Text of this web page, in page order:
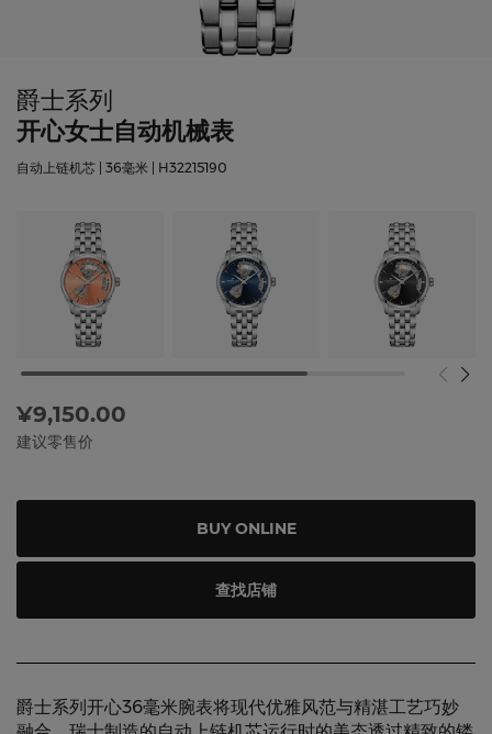
爵士系列
开心女士自动机械表
自动上链机芯 | 36毫米 | H32215190
¥9,150.00
建议零售价
BUY ONLINE
查找店铺
爵士系列开心36毫米腕表将现代优雅风范与精湛工艺巧妙